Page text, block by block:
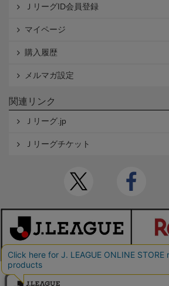
ＪリーグID会員登録
マイページ
購入履歴
メルマガ設定
関連リンク
Ｊリーグ.jp
Ｊリーグチケット